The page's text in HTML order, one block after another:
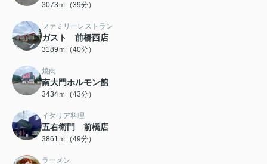
3073ｍ（39分）
ファミリーレストラン
ガスト 前橋西店
3189ｍ（40分）
焼肉
南大門ホルモン館
3434ｍ（43分）
イタリア料理
五右衛門 前橋店
3861ｍ（49分）
ラーメン